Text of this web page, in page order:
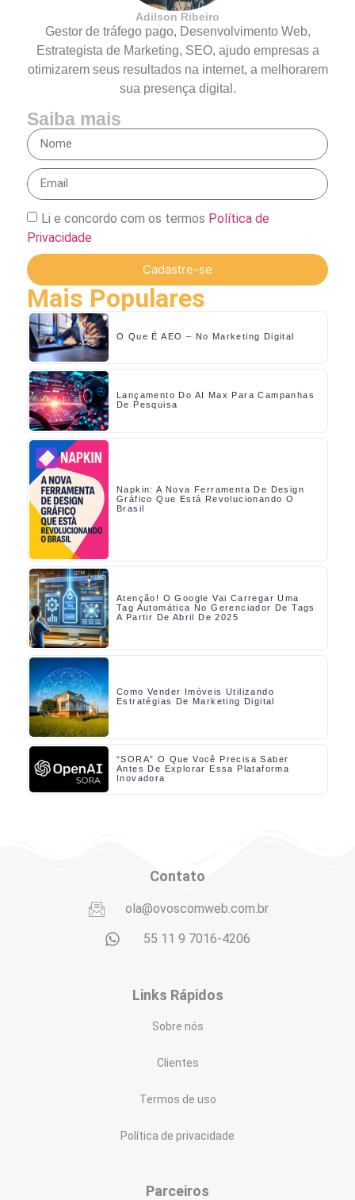
Adilson Ribeiro
Gestor de tráfego pago, Desenvolvimento Web,
Estrategista de Marketing, SEO, ajudo empresas a
otimizarem seus resultados na internet, a melhorarem
sua presença digital.
Saiba mais
Li e concordo com os termos Política de
Privacidade
Cadastre-se
Mais Populares
O Que É AEO – No Marketing Digital
Lançamento Do AI Max Para Campanhas
De Pesquisa
Napkin: A Nova Ferramenta De Design
Gráfico Que Está Revolucionando O
Brasil
Atenção! O Google Vai Carregar Uma
Tag Automática No Gerenciador De Tags
A Partir De Abril De 2025
Como Vender Imóveis Utilizando
Estratégias De Marketing Digital
“SORA” O Que Você Precisa Saber
Antes De Explorar Essa Plataforma
Inovadora
Contato
ola@ovoscomweb.com.br
55 11 9 7016-4206
Links Rápidos
Sobre nós
Clientes
Termos de uso
Política de privacidade
Parceiros